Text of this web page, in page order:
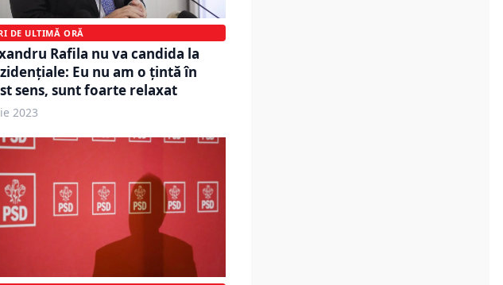
DE ULTIMĂ ORĂ
Rafila nu va candida la
Eu nu am o ţintă în
sens, sunt foarte relaxat
2023